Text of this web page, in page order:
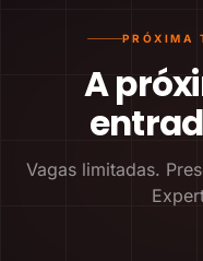
PRÓXIMA
A
Vagas limitadas.